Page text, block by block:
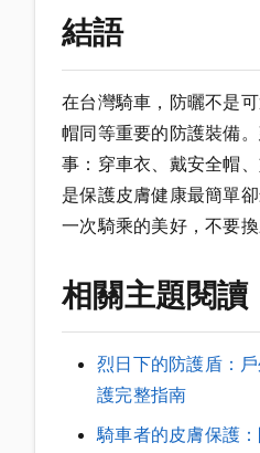
結語
在台灣騎車，防曬不是
帽同等重要的防護裝備
事：穿車衣、戴安全帽
是保護皮膚健康最簡單
一次騎乘的美好，不要換
相關主題閱讀
烈日下的防護盾：
護完整指南
騎車者的皮膚保護